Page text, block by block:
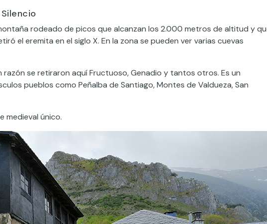
rodeado de picos que alcanzan los 2.000 metros de altitud y
el eremita en el siglo X. En la zona se pueden ver varias cuevas
razón se retiraron aquí Fructuoso, Genadio y tantos otros. Es un
pueblos como Peñalba de Santiago, Montes de Valdueza, San
medieval único.